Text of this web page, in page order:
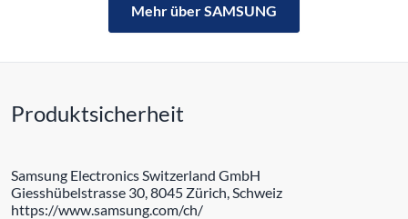
Mehr über SAMSUNG
Produktsicherheit
Samsung Electronics Switzerland GmbH
Giesshübelstrasse 30, 8045 Zürich, Schweiz
https://www.samsung.com/ch/